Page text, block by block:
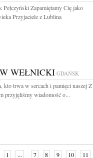
Pełczyński Zapamiętamy Cię jako
Przyjaciele z Lublina
WEŁNICKI GDAŃSK
kto trwa w sercach i pamięci naszej Z
przyjęliśmy wiadomość o...
1 ... 7 8 9 10 11